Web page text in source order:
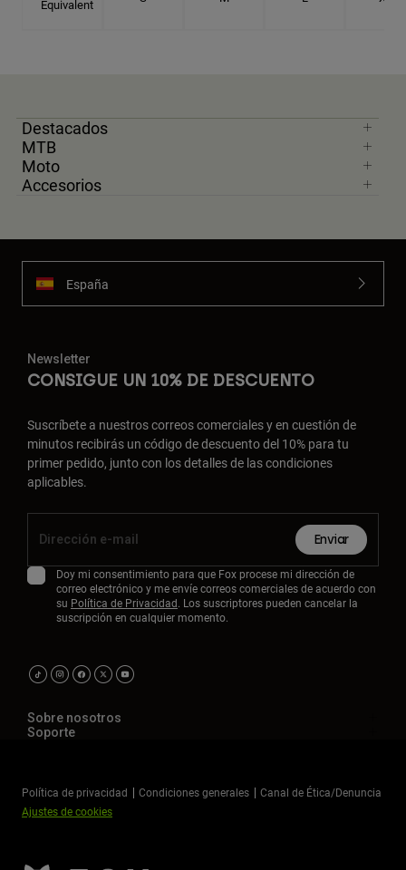
Equivalent
Destacados
MTB
Moto
Accesorios
España
Newsletter
CONSIGUE UN 10% DE DESCUENTO
Suscríbete a nuestros correos comerciales y en cuestión de
minutos recibirás un código de descuento del 10% para tu
primer pedido, junto con los detalles de las condiciones
aplicables.
Enviar
Doy mi consentimiento para que Fox procese mi dirección de
correo electrónico y me envíe correos comerciales de acuerdo con
su Política de Privacidad. Los suscriptores pueden cancelar la
suscripción en cualquier momento.
Sobre nosotros
Soporte
Política de privacidad Condiciones generales
Canal de Ética/Denuncia
Ajustes de cookies